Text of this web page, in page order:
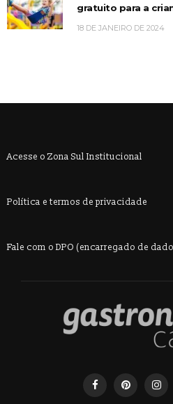
gratuito para a
18 DE JANEIRO DE 2024
Acesse o Zona Sul Institucional
Política e termos de privacidade
Fale com o DPO (encarregado de